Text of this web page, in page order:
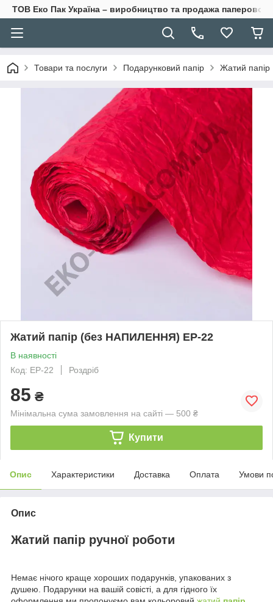
ТОВ Еко Пак Україна – виробництво та продажа паперової
Товари та послуги Подарунковий папір Жатий папір
Жатий папір (без НАПИЛЕННЯ) ЕР-22
В наявності
Код: EP-22
Роздріб
85 ₴
Мінімальна сума замовлення на сайті — 500 ₴
Купити
Опис Характеристики Доставка Оплата Умови
Опис
Жатий папір ручної роботи
Немає нічого краще хороших подарунків, упакованих з
душею. Подарунки на вашій совісті, а для гідного їх